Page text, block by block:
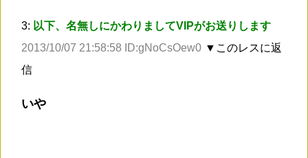
3: 以下、名無しにかわりましてVIPがお送りします
2013/10/07 21:58:58 ID:gNoCsOew0 ▼このレスに返
信
いや